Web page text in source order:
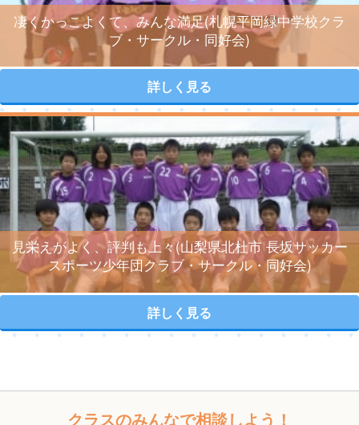
凄くかっこよくて、みんな満足(札幌平岡緑中学校クラ
ブ・サークル・同好会)
詳しく見る
見栄えがよく、評判も上々(山梨県北杜市 長坂サッカー
スポーツ少年団クラブ・サークル・同好会)
詳しく見る
クラスのみんなで相談しよう！